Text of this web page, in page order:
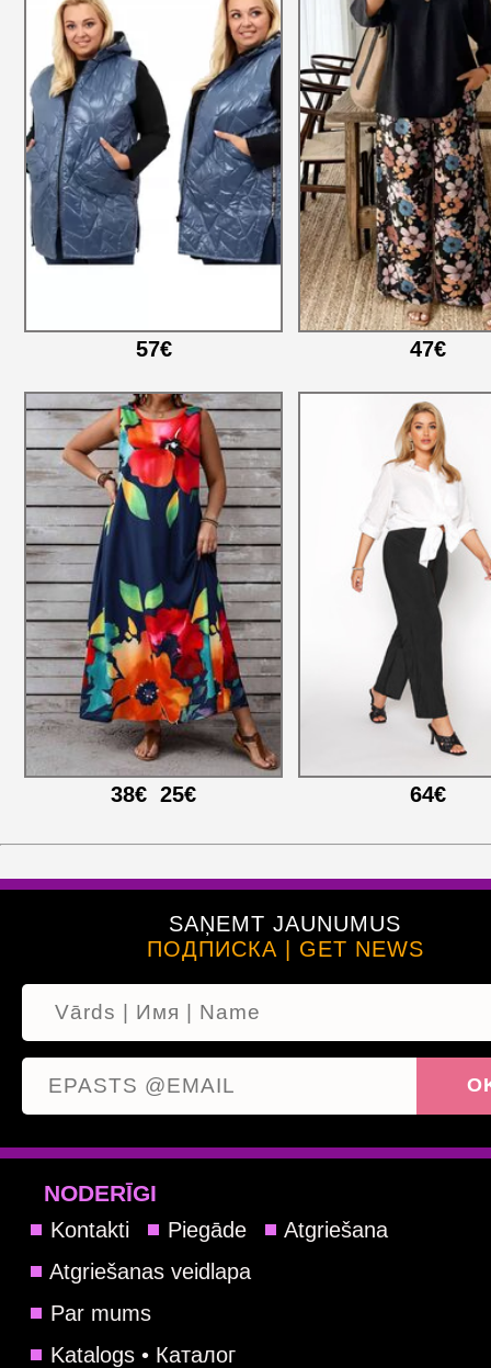
57€ 47€
38€ 25€ 64€
SAŅEMT JAUNUMUS
ПОДПИСКА | GET NEWS
NODERĪGI
Kontakti Piegāde
Atgriešana
Atgriešanas veidlapa
Par mums
Katalogs • Каталог